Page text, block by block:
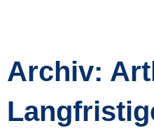
Archiv: